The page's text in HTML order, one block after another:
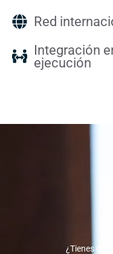
Red
Integración
ejecución
¿Tienes